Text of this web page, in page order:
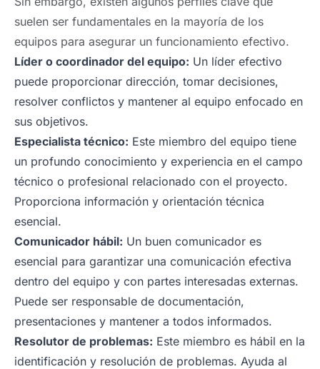
suelen ser fundamentales en la mayoría de los
equipos para asegurar un funcionamiento efectivo.
Líder o coordinador del equipo: Un líder efectivo
puede proporcionar dirección, tomar decisiones,
resolver conflictos y mantener al equipo enfocado en
sus objetivos.
Especialista técnico: Este miembro del equipo tiene
un profundo conocimiento y experiencia en el campo
técnico o profesional relacionado con el proyecto.
Proporciona información y orientación técnica
esencial.
Comunicador hábil: Un buen comunicador es
esencial para garantizar una comunicación efectiva
dentro del equipo y con partes interesadas externas.
Puede ser responsable de documentación,
presentaciones y mantener a todos informados.
Resolutor de problemas: Este miembro es hábil en la
identificación y resolución de problemas. Ayuda al